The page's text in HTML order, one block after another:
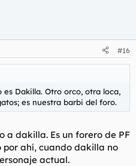
#16
Dakilla. Otro orco, otra loca,
es nuestra barbi del foro.
a dakilla. Es un forero de PF
por ahí, cuando dakilla no
actual.